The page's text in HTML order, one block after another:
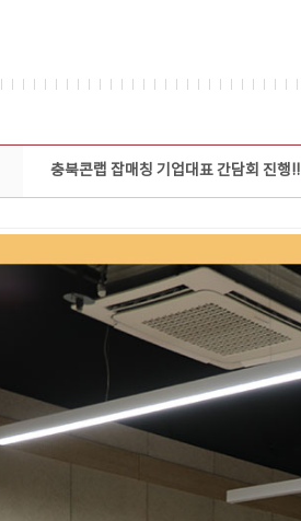
충북콘랩 잡매칭 기업대표 간담회 진행!!